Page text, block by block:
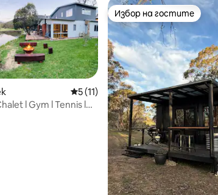
Средна оценка: 5 от 5, 11 отзива
5 (11)
l Gym l Tennis l
Избор на гостите
Избор на гостите